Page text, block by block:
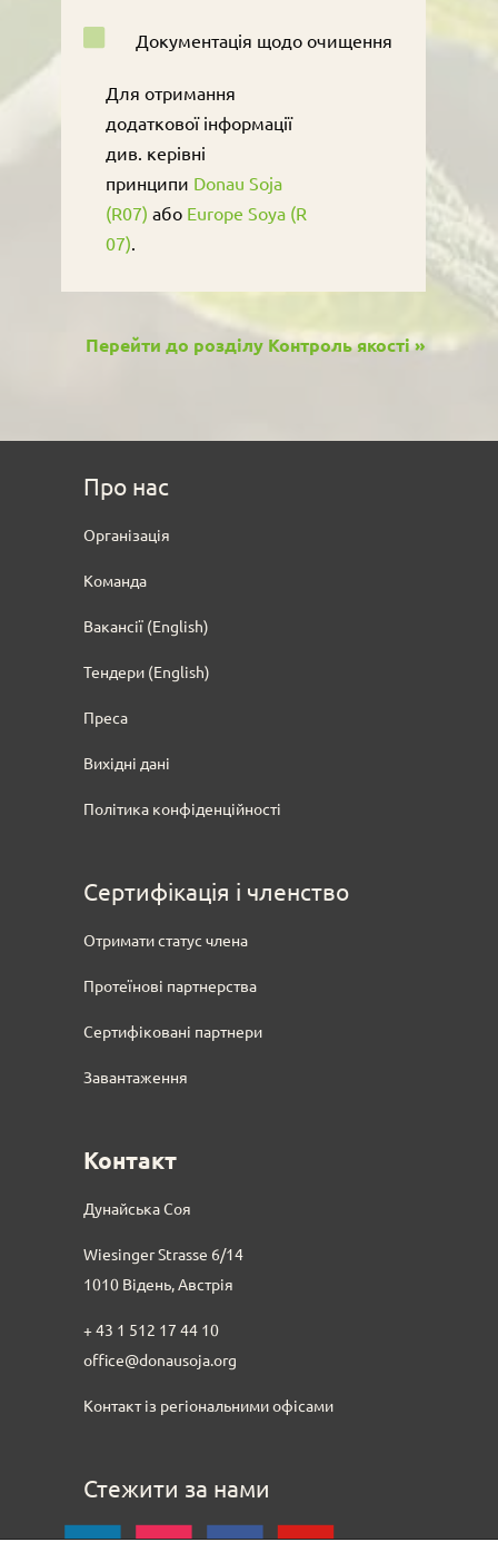
Документація щодо очищення
Для отримання
додаткової інформації
див. керівні
принципи Donau Soja
(R07) або Europe Soya (R
07).
Перейти до розділу Контроль якості »
Про нас
Oрганізація
Команда
Вакансії (English)
Тендери(English)
Преса
Вихідні дані
Політика конфіденційності
Сертифікація і членство
Отримати статус члена
Протеїнові партнерства
Сертифіковані партнери
Завантаження
Контакт
Дунайська Соя
Wiesinger Strasse 6/14
1010 Відень, Австрія
+ 43 1 512 17 44 10
office@donausoja.org
Контакт із регіональними офісами
Стежити за нами